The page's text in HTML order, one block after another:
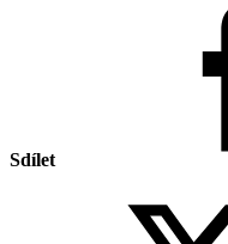
Sdílet